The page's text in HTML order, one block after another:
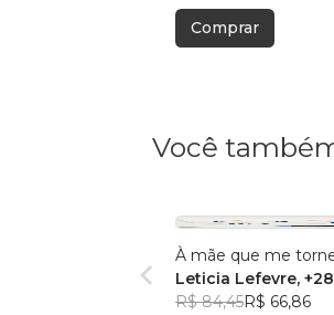
Comprar
Você
À mãe que me
Leticia Lefevre, +28
R$ 84,45R$ 66,86